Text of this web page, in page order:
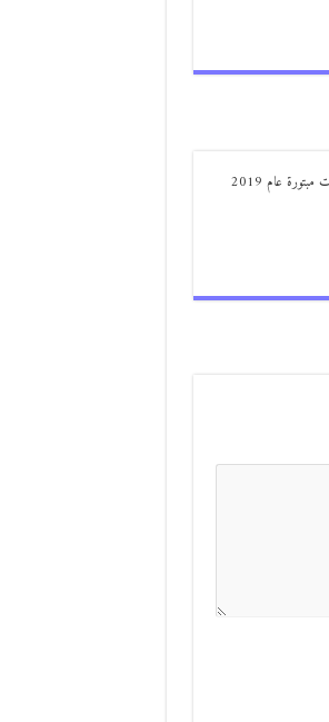
من مواليد ديرعلا ( الصوالحة) صدر له : كتاب مذكرات مجنون في مدن مجنونة عام 2018 كتاب كلمات مبتورة عام 2019